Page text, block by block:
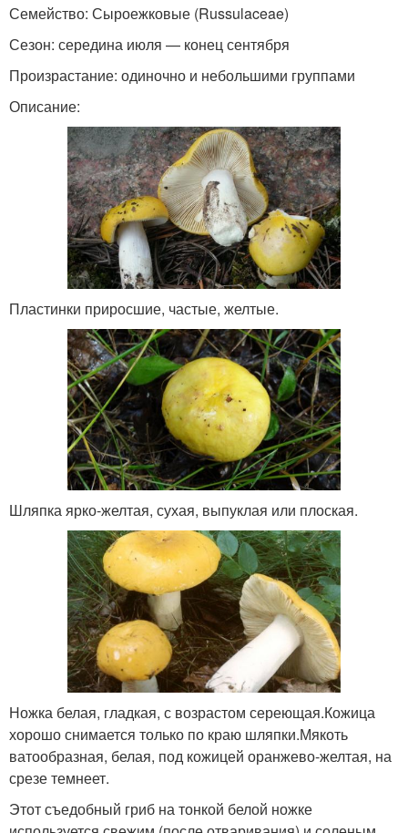
Семейство: Сыроежковые (Russulaceae)
Сезон: середина июля — конец сентября
Произрастание: одиночно и небольшими группами
Описание:
Пластинки приросшие, частые, желтые.
Шляпка ярко-желтая, сухая, выпуклая или плоская.
Ножка белая, гладкая, с возрастом сереющая.Кожица
хорошо снимается только по краю шляпки.Мякоть
ватообразная, белая, под кожицей оранжево-желтая, на
срезе темнеет.
Этот съедобный гриб на тонкой белой ножке